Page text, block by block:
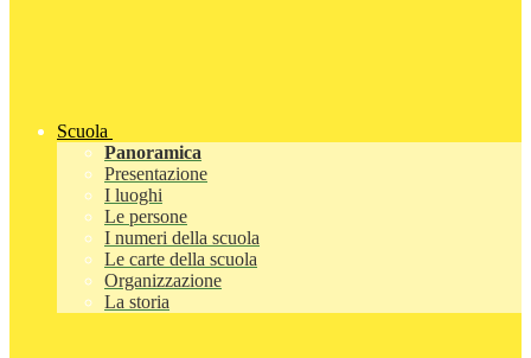
Scuola
Panoramica
Presentazione
I luoghi
Le persone
I numeri della scuola
Le carte della scuola
Organizzazione
La storia